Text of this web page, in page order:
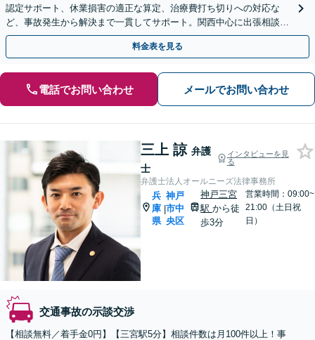
認定サポート、休業損害の適正な算定、治療費打ち切りへの対応な
ど、事故発生から解決まで一貫してサポート。関西中心に出張相談も
対応【オンライン相談OK】【三ノ宮駅6分】
料金表を見る
電話でお問い合わせ メールでお問い合わせ
三上 諒 弁護
士
インタビューを見
る
弁護士法人オールニーズ法律事務所
兵
庫
県
|
神戸
市中
央区
神戸三宮
駅から徒
歩3分
営業時間：09:00~
21:00（土日祝
日）
交通事故の示談交渉
【相談無料／着手金0円】【三宮駅5分】相談件数は月100件以上！事